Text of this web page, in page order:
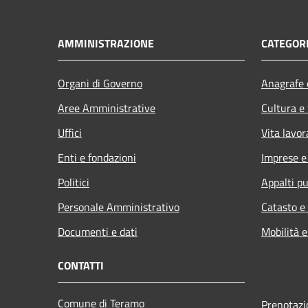
AMMINISTRAZIONE
Organi di Governo
Aree Amministrative
Uffici
Enti e fondazioni
Politici
Personale Amministrativo
Documenti e dati
Cultura
Vita
Imprese
Appalti
Catasto
Mobilità
CONTATTI
Comune di Teramo